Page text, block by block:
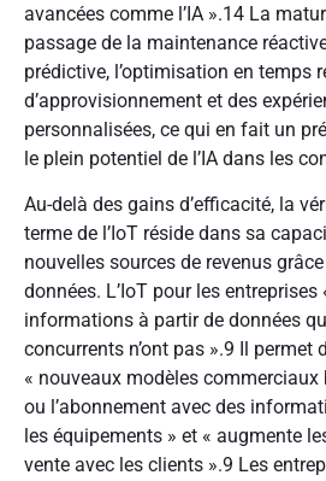
avancées comme l’IA ».14 La
passage de la maintenance
prédictive, l’optimisation en temps
d’approvisionnement et des
personnalisées, ce qui en fait un
le plein potentiel de l’IA dans les
Au-delà des gains d’efficacité, la
terme de l’IoT réside dans sa
nouvelles sources de revenus
données. L’IoT pour les
informations à partir de données
concurrents n’ont pas ».9 Il permet
« nouveaux modèles commerciaux
ou l’abonnement avec des
les équipements » et « augmente
vente avec les clients ».9 Les